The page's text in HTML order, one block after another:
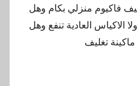
فاكيوم منزلي بكام وهل
العادية تنفع وهل
تغليف